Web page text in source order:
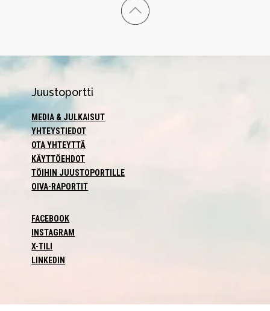
Juustoportti
MEDIA & JULKAISUT
YHTEYSTIEDOT
OTA YHTEYTTÄ
KÄYTTÖEHDOT
TÖIHIN JUUSTOPORTILLE
OIVA-RAPORTIT
FACEBOOK
INSTAGRAM
X-TILI
LINKEDIN